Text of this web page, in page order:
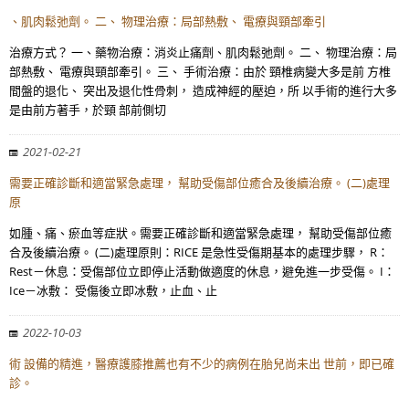
、肌肉鬆弛劑。 二、 物理治療：局部熱敷、 電療與頸部牽引
治療方式？ 一、藥物治療：消炎止痛劑、肌肉鬆弛劑。 二、 物理治療：局
部熱敷、 電療與頸部牽引。 三、 手術治療：由於 頸椎病變大多是前 方椎
間盤的退化、 突出及退化性骨刺， 造成神經的壓迫，所 以手術的進行大多
是由前方著手，於頸 部前側切
2021-02-21
需要正確診斷和適當緊急處理， 幫助受傷部位癒合及後續治療。 (二)處理
原
如腫、痛、瘀血等症狀。需要正確診斷和適當緊急處理， 幫助受傷部位癒
合及後續治療。 (二)處理原則：RICE 是急性受傷期基本的處理步驟， R：
Rest－休息：受傷部位立即停止活動做適度的休息，避免進一步受傷。 I：
Ice－冰敷： 受傷後立即冰敷，止血、止
2022-10-03
術 設備的精進，醫療護膝推薦也有不少的病例在胎兒尚未出 世前，即已確
診。